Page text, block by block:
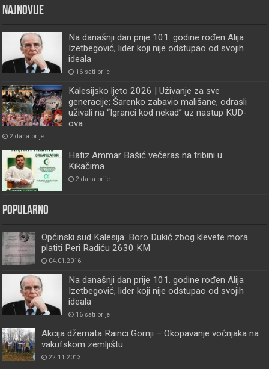
Najnovije
Na današnji dan prije 101. godine rođen Alija
Izetbegović, lider koji nije odstupao od svojih
ideala
16 sati prije
Kalesijsko ljeto 2026 | Uživanje za sve
generacije: Šarenko zabavio mališane, odrasli
uživali na “Igranci kod nekad” uz nastup KUD-
ova
2 dana prije
Hafiz Ammar Bašić večeras na tribini u
Kikačima
2 dana prije
Popularno
Općinski sud Kalesija: Boro Dukić zbog klevete mora
platiti Peri Radiću 2630 KM
04.01.2016.
Na današnji dan prije 101. godine rođen Alija
Izetbegović, lider koji nije odstupao od svojih
ideala
16 sati prije
Akcija džemata Rainci Gornji – Okopavanje voćnjaka na
vakufskom zemljištu
22.11.2013.